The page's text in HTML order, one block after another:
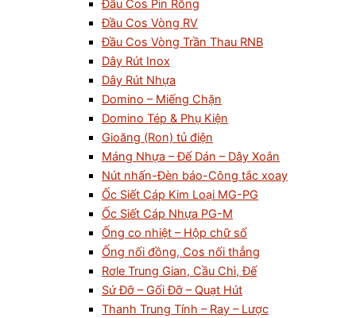
Đầu Cos Pin Rỗng
Đầu Cos Vòng RV
Đầu Cos Vòng Trần Thau RNB
Dây Rút Inox
Dây Rút Nhựa
Domino – Miếng Chặn
Domino Tép & Phụ Kiện
Gioăng (Ron) tủ điện
Máng Nhựa – Đế Dán – Dây Xoắn
Nút nhấn-Đèn báo-Công tắc xoay
Ốc Siết Cáp Kim Loại MG-PG
Ốc Siết Cáp Nhựa PG-M
Ống co nhiệt – Hộp chữ số
Ống nối đồng, Cos nối thẳng
Rơle Trung Gian, Cầu Chì, Đế
Sứ Đỡ – Gối Đỡ – Quạt Hút
Thanh Trung Tính – Ray – Lược